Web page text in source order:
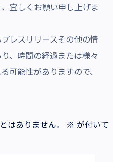
宜しくお願い申し上げま
レスリリースその他の情
、時間の経過または様々
可能性がありますので、
はありません。
※ が付いて